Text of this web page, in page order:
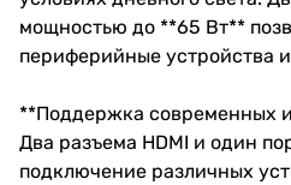
мощностью до **65 Вт**
периферийные устройства
**Поддержка современных
Два разъема HDMI и один
подключение различных